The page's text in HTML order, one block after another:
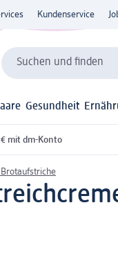
Kundenservice
Suchen und finden
Gesundheit
mit dm-Konto